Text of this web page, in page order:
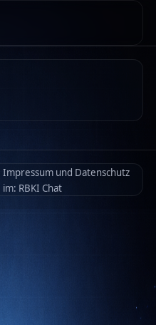
Impressum und Datenschutz
im: RBKI Chat